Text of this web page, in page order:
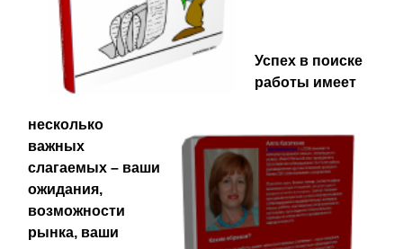
Успех в поиске
работы имеет
несколько
важных
слагаемых – ваши
ожидания,
возможности
рынка, ваши